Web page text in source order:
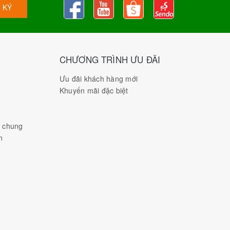
KÝ
CHƯƠNG TRÌNH ƯU ĐÃI
Ưu đãi khách hàng mới
Khuyến mãi đặc biệt